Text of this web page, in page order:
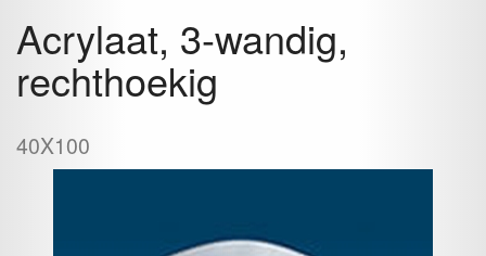
Acrylaat, 3-wandig,
rechthoekig
40X100